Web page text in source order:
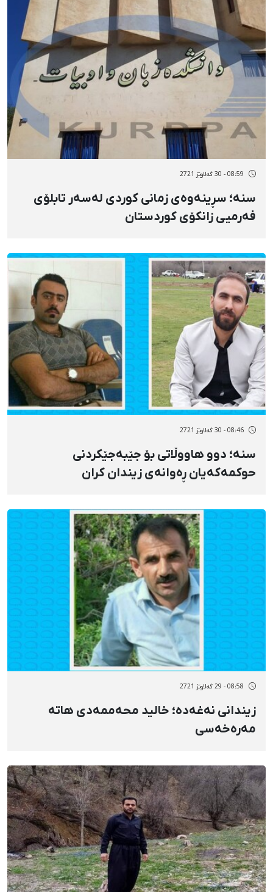
08:59 - 30 گەلاوێژ 2721
سنە؛ سڕینەوەی زمانی کوردی لەسەر تابلۆی
فەرمیی زانکۆی کوردستان
08:46 - 30 گەلاوێژ 2721
سنە؛ دوو هاووڵاتی بۆ جێبەجێکردنی
حوکمەکەیان ڕەوانەی زیندان کران
08:58 - 29 گەلاوێژ 2721
زیندانی نەغەدە؛ خالید محەممەدی هاتە
مەرەخەسی